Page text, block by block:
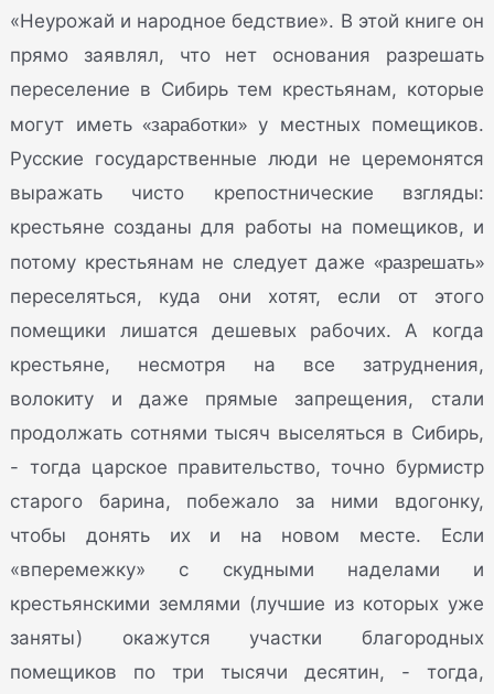
«Неурожай и народное бедствие». В этой книге он
прямо заявлял, что нет основания разрешать
переселение в Сибирь тем крестьянам, которые
могут иметь«заработки»у местных помещиков.
Русские государственные люди не церемонятся
выражать чисто крепостнические взгляды:
крестьяне созданы для работы на помещиков, и
потому крестьянам не следует даже «разрешать»
переселяться, куда они хотят, если от этого
помещики лишатся дешевых рабочих. А когда
крестьяне, несмотря на все затруднения,
волокиту и даже прямые запрещения, стали
продолжать сотнями тысяч выселяться в Сибирь,
- тогда царское правительство, точно бурмистр
старого барина, побежало за ними вдогонку,
чтобы донять их и на новом месте. Если
«вперемежку» с скудными наделами и
крестьянскими землями (лучшие из которых уже
заняты) окажутся участки благородных
помещиков по три тысячи десятин, - тогда,